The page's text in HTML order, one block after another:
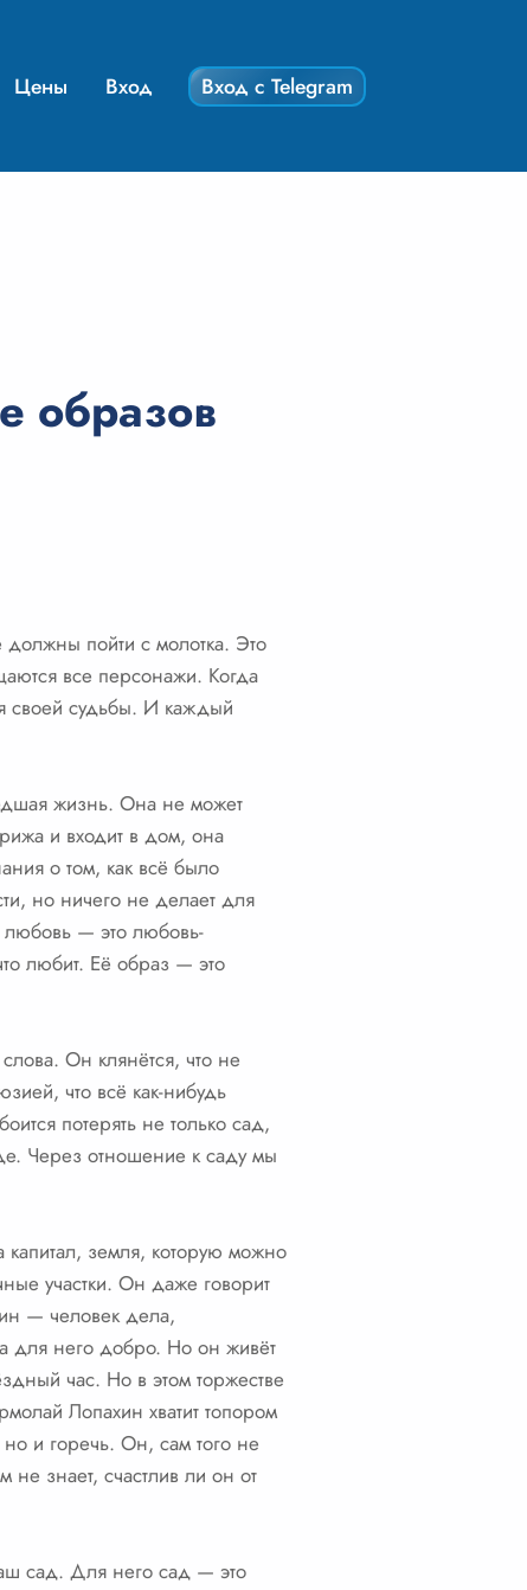
Цены Вход Вход с Telegram
образов
пойти с молотка. Это
все персонажи. Когда
своей судьбы. И каждый
жизнь. Она не может
и входит в дом, она
о том, как всё было
но ничего не делает для
любовь — это любовь-
любит. Её образ — это
Он клянётся, что не
что всё как-нибудь
потерять не только сад,
Через отношение к саду мы
земля, которую можно
участки. Он даже говорит
— человек дела,
для него добро. Но он живёт
час. Но в этом торжестве
Лопахин хватит топором
и горечь. Он, сам того не
знает, счастлив ли он от
сад. Для него сад — это